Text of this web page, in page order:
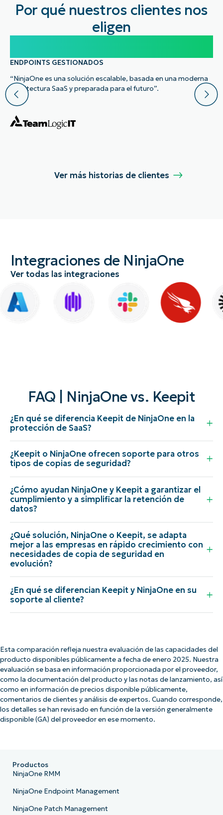
Por qué nuestros clientes nos
eligen
ENDPOINTS GESTIONADOS
“NinjaOne es una solución escalable, basada en una moderna
arquitectura SaaS y preparada para el futuro”.
Ver más historias de clientes
Integraciones de NinjaOne
Ver todas las integraciones
FAQ | NinjaOne vs. Keepit
¿En qué se diferencia Keepit de NinjaOne en la
protección de SaaS?
¿Keepit o NinjaOne ofrecen soporte para otros
tipos de copias de seguridad?
¿Cómo ayudan NinjaOne y Keepit a garantizar el
cumplimiento y a simplificar la retención de
datos?
¿Qué solución, NinjaOne o Keepit, se adapta
mejor a las empresas en rápido crecimiento con
necesidades de copia de seguridad en
evolución?
¿En qué se diferencian Keepit y NinjaOne en su
soporte al cliente?
Esta comparación refleja nuestra evaluación de las capacidades del
producto disponibles públicamente a fecha de enero 2025. Nuestra
evaluación se basa en información proporcionada por el proveedor,
como la documentación del producto y las notas de lanzamiento, así
como en información de precios disponible públicamente,
comentarios de clientes y análisis de expertos. Cuando corresponde,
los detalles se han revisado en función de la versión generalmente
disponible (GA) del proveedor en ese momento.
Productos
NinjaOne RMM
NinjaOne Endpoint Management
NinjaOne Patch Management